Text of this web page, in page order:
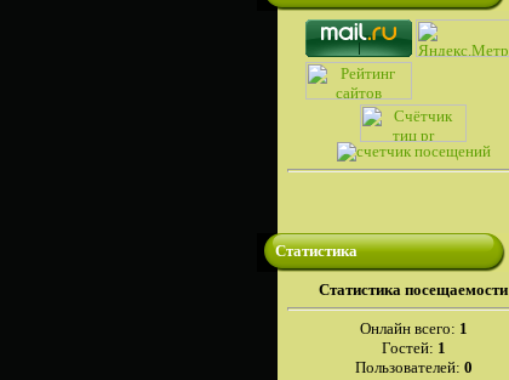
Статистика
Cтатистика посещаемости
Онлайн всего: 1
Гостей: 1
Пользователей: 0